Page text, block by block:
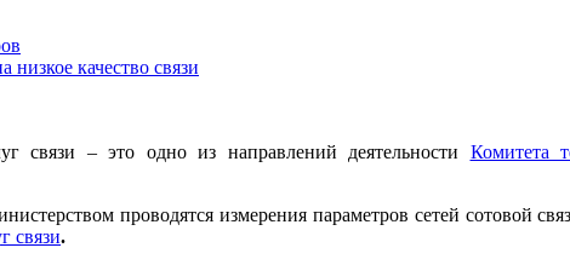
низкое качество связи
связи – это одно из направлений деятельности Комитета
проводятся измерения параметров сетей сотовой
связи.